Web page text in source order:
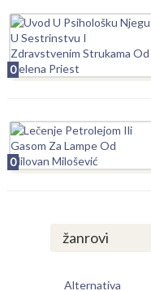
0
0
žanrovi
Alternativa